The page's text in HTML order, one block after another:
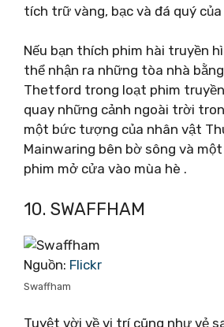
tích trữ vàng, bạc và đá quý của
Nếu bạn thích phim hài truyền
thể nhận ra những tòa nhà
Thetford trong loạt phim truyền
quay những cảnh ngoài trời
một bức tượng của nhân vật
Mainwaring bên bờ sông và
phim mở cửa vào mùa hè .
10. SWAFFHAM
Nguồn: Flickr
Swaffham
Tuyệt vời về vị trí cũng như vẻ